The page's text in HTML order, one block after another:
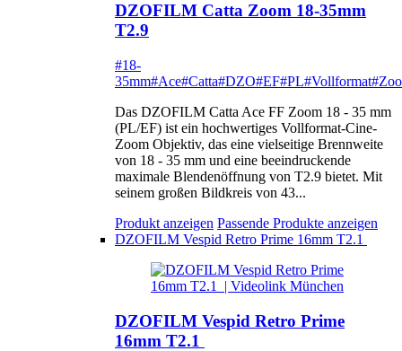
DZOFILM Catta Zoom 18-35mm
T2.9
#18-
35mm#Ace#Catta#DZO#EF#PL#Vollformat
Das DZOFILM Catta Ace FF Zoom 18 - 35 mm
(PL/EF) ist ein hochwertiges Vollformat-Cine-
Zoom Objektiv, das eine vielseitige Brennweite
von 18 - 35 mm und eine beeindruckende
maximale Blendenöffnung von T2.9 bietet. Mit
seinem großen Bildkreis von 43...
Produkt anzeigen Passende Produkte anzeigen
DZOFILM Vespid Retro Prime 16mm T2.1
DZOFILM Vespid Retro Prime
16mm T2.1